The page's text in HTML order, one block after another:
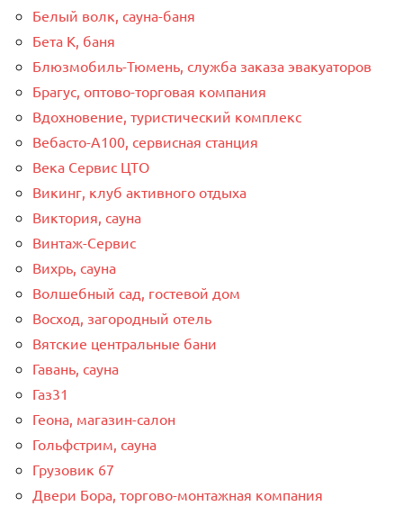
Белый волк, сауна-баня
Бета К, баня
Блюзмобиль-Тюмень, служба заказа эвакуаторов
Брагус, оптово-торговая компания
Вдохновение, туристический комплекс
Вебасто-А100, сервисная станция
Века Сервис ЦТО
Викинг, клуб активного отдыха
Виктория, сауна
Винтаж-Сервис
Вихрь, сауна
Волшебный сад, гостевой дом
Восход, загородный отель
Вятские центральные бани
Гавань, сауна
Газ31
Геона, магазин-салон
Гольфстрим, сауна
Грузовик 67
Двери Бора, торгово-монтажная компания